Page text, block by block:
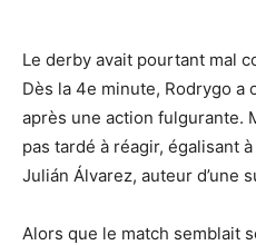
Le derby avait pourtant mal
Dès la 4e minute, Rodrygo a
après une action fulgurante.
pas tardé à réagir, égalisant
Julián Álvarez, auteur d’une
Alors que le match semblait